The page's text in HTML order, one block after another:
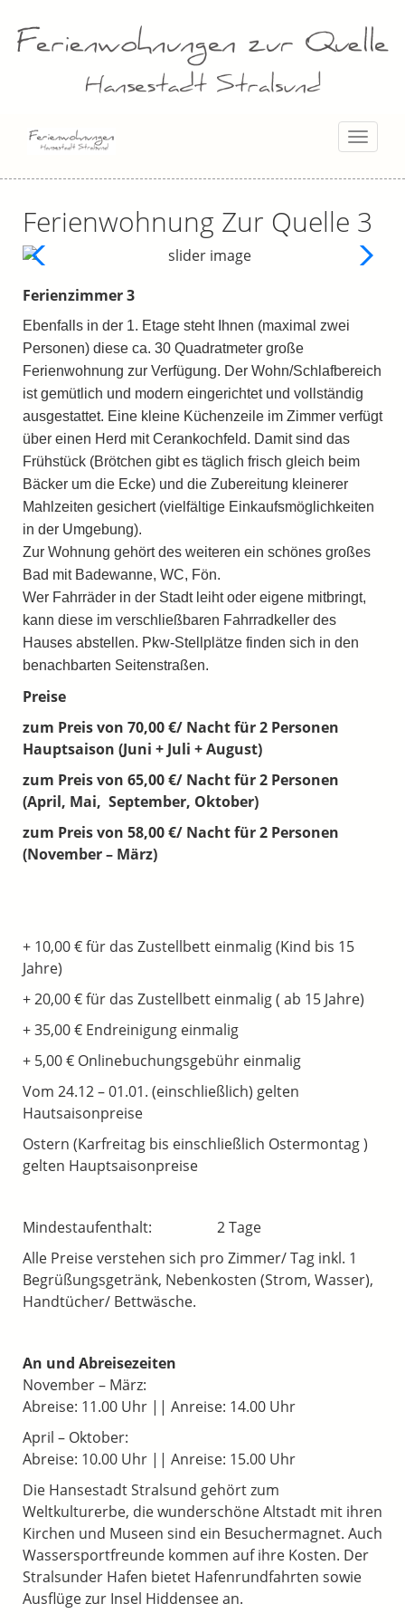
Ferienwohnung Zur Quelle 3
Ferienzimmer 3
Ebenfalls in der 1. Etage steht Ihnen (maximal zwei
Personen) diese ca. 30 Quadratmeter große
Ferienwohnung zur Verfügung. Der Wohn/Schlafbereich
ist gemütlich und modern eingerichtet und vollständig
ausgestattet. Eine kleine Küchenzeile im Zimmer verfügt
über einen Herd mit Cerankochfeld. Damit sind das
Frühstück (Brötchen gibt es täglich frisch gleich beim
Bäcker um die Ecke) und die Zubereitung kleinerer
Mahlzeiten gesichert (vielfältige Einkaufsmöglichkeiten
in der Umgebung).
Zur Wohnung gehört des weiteren ein schönes großes
Bad mit Badewanne, WC, Fön.
Wer Fahrräder in der Stadt leiht oder eigene mitbringt,
kann diese im verschließbaren Fahrradkeller des
Hauses abstellen. Pkw-Stellplätze finden sich in den
benachbarten Seitenstraßen.
Preise
zum Preis von 70,00 €/ Nacht für 2 Personen
Hauptsaison (Juni + Juli + August)
zum Preis von 65,00 €/ Nacht für 2 Personen
(April, Mai, September, Oktober)
zum Preis von 58,00 €/ Nacht für 2 Personen
(November – März)
+ 10,00 € für das Zustellbett einmalig (Kind bis 15
Jahre)
+ 20,00 € für das Zustellbett einmalig ( ab 15 Jahre)
+ 35,00 € Endreinigung einmalig
+ 5,00 € Onlinebuchungsgebühr einmalig
Vom 24.12 – 01.01. (einschließlich) gelten
Hautsaisonpreise
Ostern (Karfreitag bis einschließlich Ostermontag )
gelten Hauptsaisonpreise
Mindestaufenthalt: 2 Tage
Alle Preise verstehen sich pro Zimmer/ Tag inkl. 1
Begrüßungsgetränk, Nebenkosten (Strom, Wasser),
Handtücher/ Bettwäsche.
An und Abreisezeiten
November – März:
Abreise: 11.00 Uhr || Anreise: 14.00 Uhr
April – Oktober:
Abreise: 10.00 Uhr || Anreise: 15.00 Uhr
Die Hansestadt Stralsund gehört zum
Weltkulturerbe, die wunderschöne Altstadt mit ihren
Kirchen und Museen sind ein Besuchermagnet. Auch
Wassersportfreunde kommen auf ihre Kosten. Der
Stralsunder Hafen bietet Hafenrundfahrten sowie
Ausflüge zur Insel Hiddensee an.